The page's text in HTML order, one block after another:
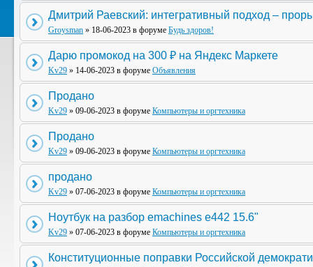
Дмитрий Раевский: интегративный подход –
Groysman » 18-06-2023 в форуме Будь здоров!
Дарю промокод на 300 ₽ на Яндекс Маркете
Kv29 » 14-06-2023 в форуме Объявления
Продано
Kv29 » 09-06-2023 в форуме Компьютеры и оргтехника
Продано
Kv29 » 09-06-2023 в форуме Компьютеры и оргтехника
продано
Kv29 » 07-06-2023 в форуме Компьютеры и оргтехника
Ноутбук на разбор emachines e442 15.6"
Kv29 » 07-06-2023 в форуме Компьютеры и оргтехника
Конституционные поправки Российской